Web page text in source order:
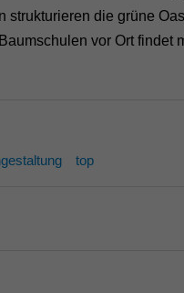
strukturieren die grüne
vor Ort
top